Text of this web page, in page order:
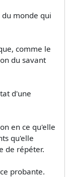
monde qui
comme le
du savant
d'une
en ce qu'elle
qu'elle
de répéter.
probante.